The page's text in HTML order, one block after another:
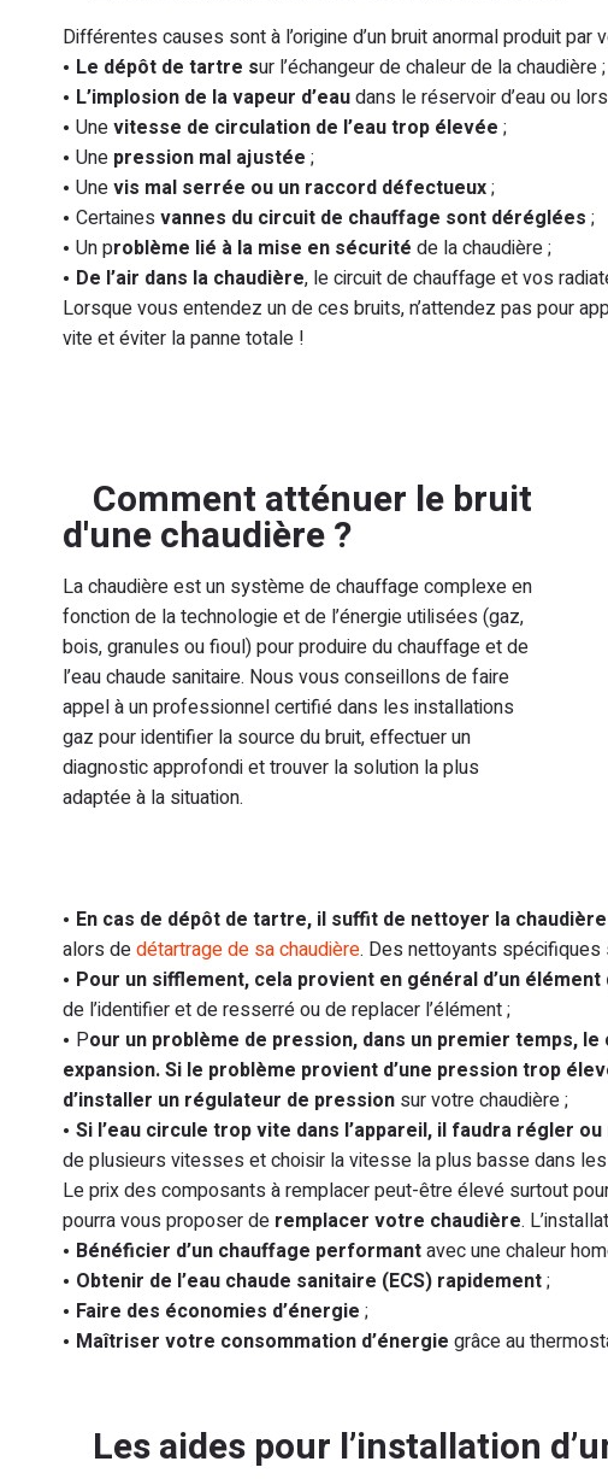
Différentes causes sont à l’origine d’un bruit anormal produit par
Le dépôt de tartre sur l’échangeur de chaleur de la chaudière ;
L’implosion de la vapeur d’eaudans le réservoir d’eau ou
Unevitesse de circulation de l’eau trop élevée ;
Une pression mal ajustée ;
Unevis mal serrée ou un raccord défectueux;
Certaines vannes du circuit de chauffage sont déréglées ;
Un problème lié à la mise en sécurité de la chaudière ;
De l’air dans la chaudière, le circuit de chauffage et vos
Lorsque vous entendez un de ces bruits, n’attendez pas pour
vite et éviter la panne totale !
Comment atténuer le bruit
d'une chaudière ?
La chaudière est un système de chauffage complexe en
fonction de la technologie et de l’énergie utilisées (gaz,
bois, granules ou fioul) pour produire du chauffage et de
l’eau chaude sanitaire. Nous vous conseillons de faire
appel à un professionnel certifié dans les installations
gaz pour identifier la source du bruit, effectuer un
diagnostic approfondi et trouver la solution la plus
adaptée à la situation.
En cas de dépôt de tartre, il suffit de nettoyer la
alors dedétartrage de sa chaudière. Des nettoyants
Pour un sifflement, cela provient en général d’un
de l’identifier et de resserré ou de replacer l’élément ;
Pour un problème de pression, dans un premier temps,
expansion. Si le problème provient d’une pression trop
d’installer un régulateur de pression sur votre chaudière ;
Si l’eau circule trop vite dans l’appareil, il faudra régler
de plusieurs vitesses et choisir la vitesse la plus basse dans
Le prix des composants à remplacer peut-être élevé surtout
pourra vous proposer de remplacer votre chaudière.
Bénéficier d’un chauffage performantavec une chaleur
Obtenir de l’eau chaude sanitaire (ECS) rapidement;
Faire des économies d’énergie ;
Maîtriser votre consommation d’énergie grâce au
Les aides pour l’installation